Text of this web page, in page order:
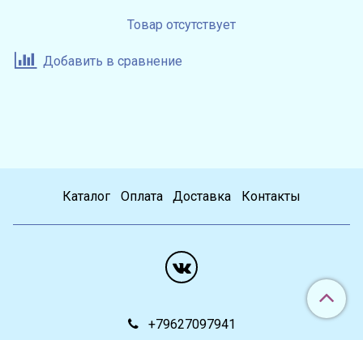
Товар отсутствует
Добавить в сравнение
Каталог Оплата Доставка Контакты
+79627097941